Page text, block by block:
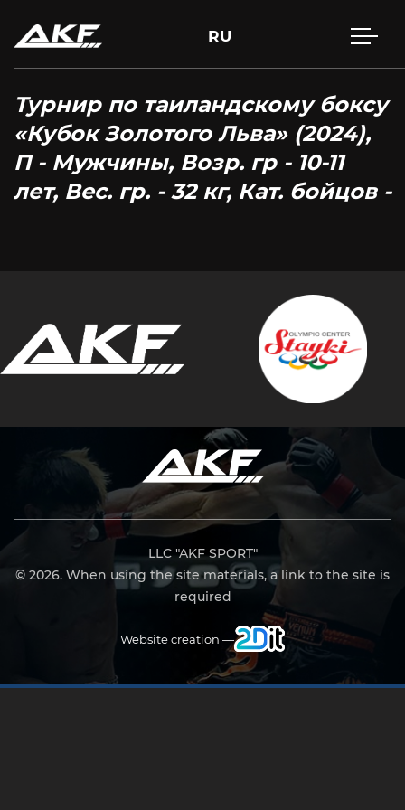
RU
Турнир по таиландскому боксу
«Кубок Золотого Льва» (2024),
П - Мужчины, Возр. гр - 10-11
лет, Вес. гр. - 32 кг, Кат. бойцов -
LLC "AKF SPORT"
© 2026. When using the site materials, a link to the site is
required
Website creation —